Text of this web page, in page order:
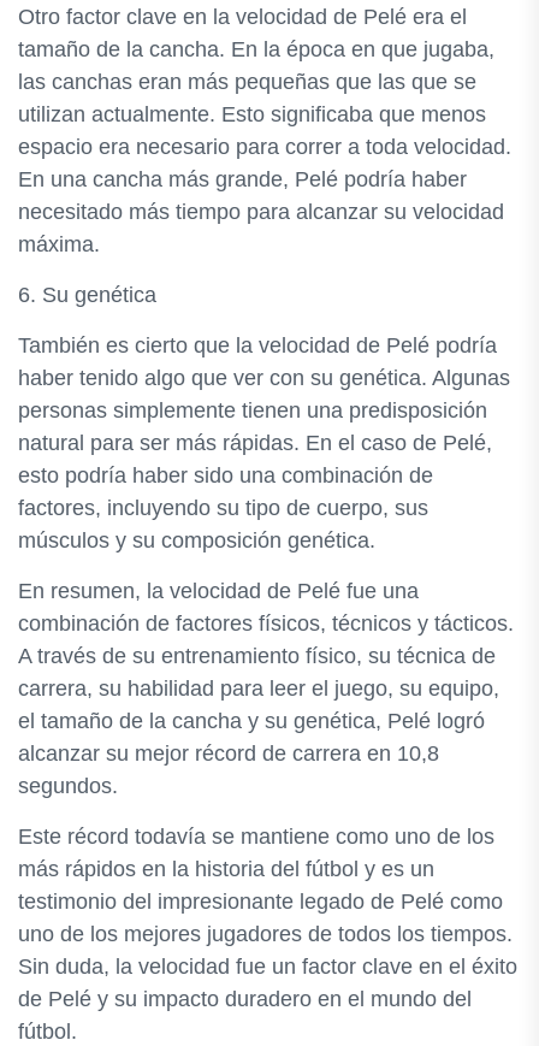
Otro factor clave en la velocidad de Pelé era el
tamaño de la cancha. En la época en que jugaba,
las canchas eran más pequeñas que las que se
utilizan actualmente. Esto significaba que menos
espacio era necesario para correr a toda velocidad.
En una cancha más grande, Pelé podría haber
necesitado más tiempo para alcanzar su velocidad
máxima.
6. Su genética
También es cierto que la velocidad de Pelé podría
haber tenido algo que ver con su genética. Algunas
personas simplemente tienen una predisposición
natural para ser más rápidas. En el caso de Pelé,
esto podría haber sido una combinación de
factores, incluyendo su tipo de cuerpo, sus
músculos y su composición genética.
En resumen, la velocidad de Pelé fue una
combinación de factores físicos, técnicos y tácticos.
A través de su entrenamiento físico, su técnica de
carrera, su habilidad para leer el juego, su equipo,
el tamaño de la cancha y su genética, Pelé logró
alcanzar su mejor récord de carrera en 10,8
segundos.
Este récord todavía se mantiene como uno de los
más rápidos en la historia del fútbol y es un
testimonio del impresionante legado de Pelé como
uno de los mejores jugadores de todos los tiempos.
Sin duda, la velocidad fue un factor clave en el éxito
de Pelé y su impacto duradero en el mundo del
fútbol.